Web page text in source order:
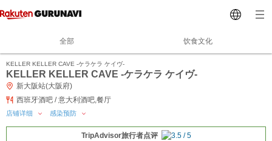
全部 饮食文化
KELLER KELLER CAVE ‐ケラケラ ケイヴ‐
KELLER KELLER CAVE ‐ケラケラ ケイヴ‐
新大阪站(大阪府)
西班牙酒吧 / 意大利酒吧,餐厅
店铺详细 感染预防
TripAdvisor旅行者点评